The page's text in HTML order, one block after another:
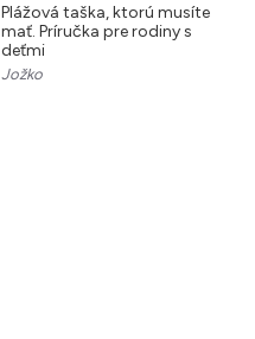
Plážová taška, ktorú musíte
mať. Príručka pre rodiny s
deťmi
Jožko